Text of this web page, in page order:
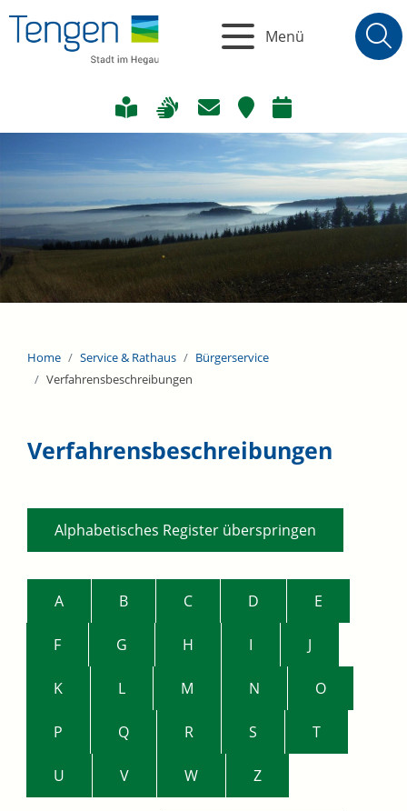
Menü
Home Service & Rathaus
Bürgerservice
Verfahrensbeschreibungen
Verfahrensbeschreibungen
Alphabetisches Register überspringen
A B C D E
F G H I J
K L M N O
P Q R S T
U V W Z